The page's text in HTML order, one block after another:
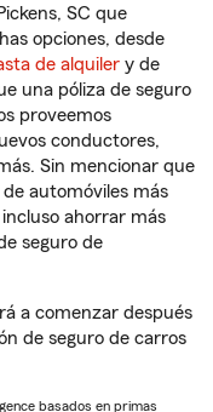
SC que
opciones, desde
de alquiler y de
una póliza de seguro
proveemos
conductores,
Sin mencionar que
automóviles más
incluso ahorrar más
seguro de
a comenzar después
de seguro de carros
basados en primas